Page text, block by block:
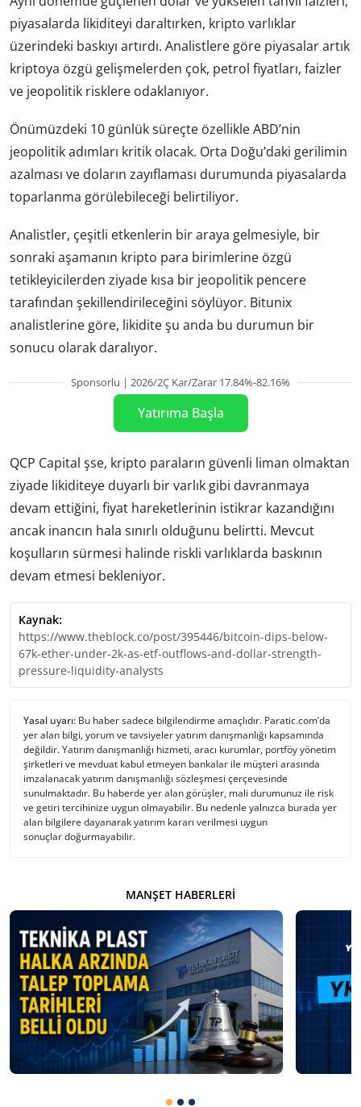
piyasalarda likiditeyi daraltırken, kripto varlıklar
üzerindeki baskıyı artırdı. Analistlere göre piyasalar artık
kriptoya özgü gelişmelerden çok, petrol fiyatları, faizler
ve jeopolitik risklere odaklanıyor.
Önümüzdeki 10 günlük süreçte özellikle ABD’nin
jeopolitik adımları kritik olacak. Orta Doğu’daki gerilimin
azalması ve doların zayıflaması durumunda piyasalarda
toparlanma görülebileceği belirtiliyor.
Analistler, çeşitli etkenlerin bir araya gelmesiyle, bir
sonraki aşamanın kripto para birimlerine özgü
tetikleyicilerden ziyade kısa bir jeopolitik pencere
tarafından şekillendirileceğini söylüyor. Bitunix
analistlerine göre, likidite şu anda bu durumun bir
sonucu olarak daralıyor.
Sponsorlu | 2026/2Ç Kar/Zarar 17.84%-82.16%
Yatırıma Başla
QCP Capital şse, kripto paraların güvenli liman olmaktan
ziyade likiditeye duyarlı bir varlık gibi davranmaya
devam ettiğini, fiyat hareketlerinin istikrar kazandığını
ancak inancın hala sınırlı olduğunu belirtti. Mevcut
koşulların sürmesi halinde riskli varlıklarda baskının
devam etmesi bekleniyor.
Kaynak:
https://www.theblock.co/post/395446/bitcoin-dips-below-
67k-ether-under-2k-as-etf-outflows-and-dollar-strength-
pressure-liquidity-analysts
Yasal uyarı: Bu haber sadece bilgilendirme amaçlıdır. Paratic.com’da
yer alan bilgi, yorum ve tavsiyeler yatırım danışmanlığı kapsamında
değildir. Yatırım danışmanlığı hizmeti, aracı kurumlar, portföy yönetim
şirketleri ve mevduat kabul etmeyen bankalar ile müşteri arasında
imzalanacak yatırım danışmanlığı sözleşmesi çerçevesinde
sunulmaktadır. Bu haberde yer alan görüşler, mali durumunuz ile risk
ve getiri tercihinize uygun olmayabilir. Bu nedenle yalnızca burada yer
alan bilgilere dayanarak yatırım kararı verilmesi uygun
sonuçlar doğurmayabilir.
MANŞET HABERLERI